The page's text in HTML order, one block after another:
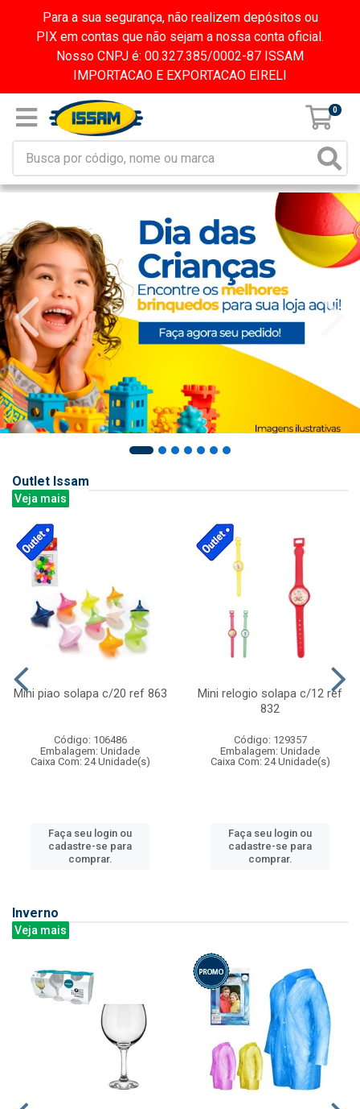
Para a sua segurança, não realizem depósitos ou
PIX em contas que não sejam a nossa conta oficial.
Nosso CNPJ é: 00.327.385/0002-87 ISSAM
IMPORTACAO E EXPORTACAO EIRELI
0
Outlet Issam
Veja mais
Mini piao solapa c/20 ref 863
Código: 106486
Embalagem: Unidade
Caixa Com: 24 Unidade(s)
Faça seu login ou
cadastre-se para
comprar.
Mini relogio solapa c/12 ref
832
Código: 129357
Embalagem: Unidade
Caixa Com: 24 Unidade(s)
Faça seu login ou
cadastre-se para
comprar.
Inverno
Veja mais